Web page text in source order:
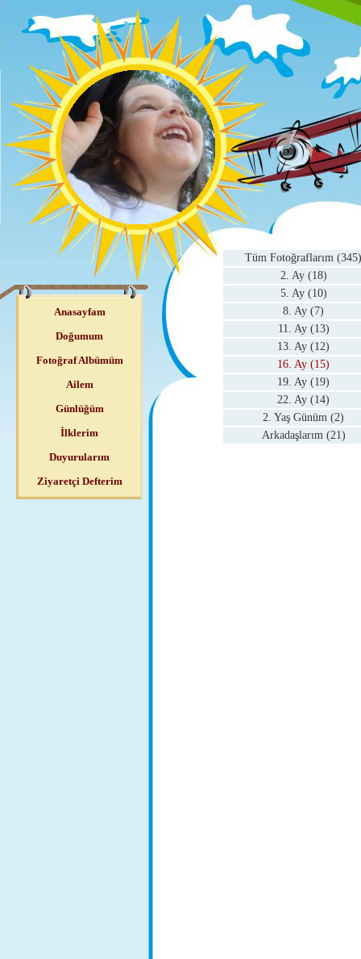
Anasayfam
Doğumum
Fotoğraf Albümüm
Ailem
Günlüğüm
İlklerim
Duyurularım
Ziyaretçi Defterim
Tüm Fotoğraflarım (345)
2. Ay (18)
5. Ay (10)
8. Ay (7)
11. Ay (13)
13. Ay (12)
16. Ay (15)
19. Ay (19)
22. Ay (14)
2. Yaş Günüm (2)
Arkadaşlarım (21)